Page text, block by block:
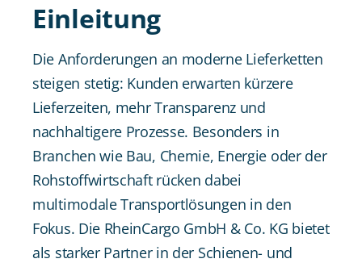
Einleitung
Die Anforderungen an moderne Lieferketten
steigen stetig: Kunden erwarten kürzere
Lieferzeiten, mehr Transparenz und
nachhaltigere Prozesse. Besonders in
Branchen wie Bau, Chemie, Energie oder der
Rohstoffwirtschaft rücken dabei
multimodale Transportlösungen in den
Fokus. Die RheinCargo GmbH & Co. KG bietet
als starker Partner in der Schienen- und